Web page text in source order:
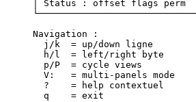
│ Status : offset flags
Navigation :
  j/k  = up/down ligne
  h/l  = left/right byte
  p/P  = cycle views
  V:   = multi-panels mode
  ?    = help contextuel
  q    = exit